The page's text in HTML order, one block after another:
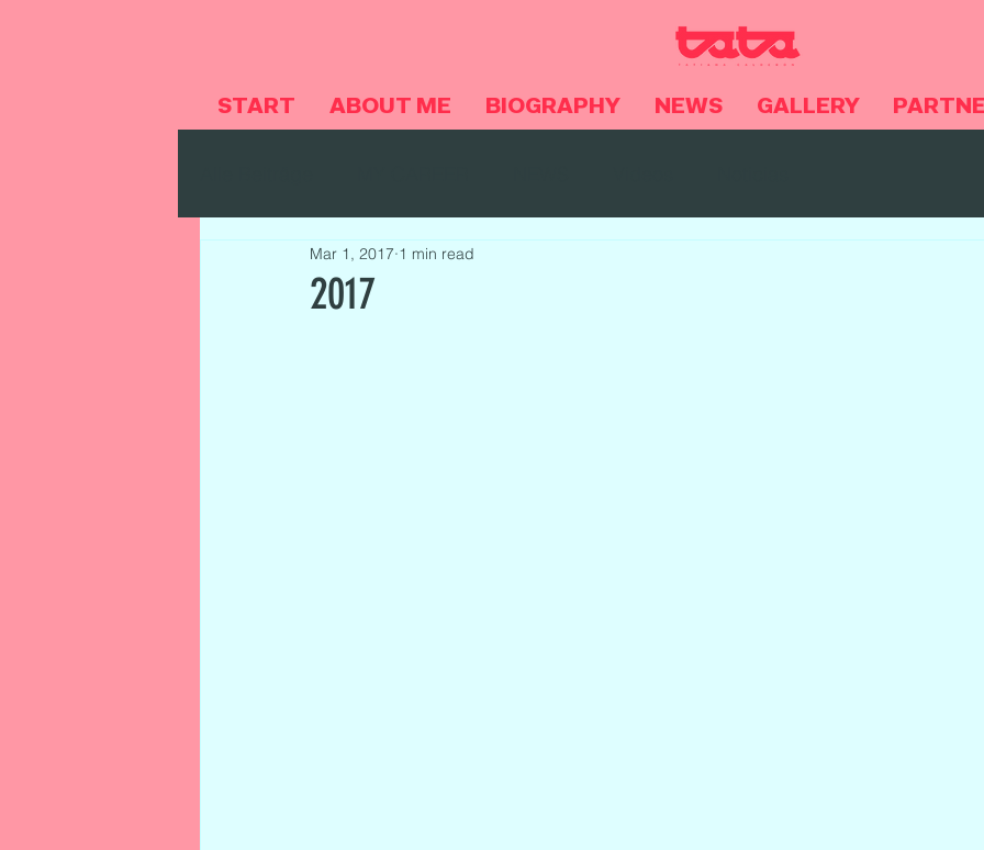
START ABOUT ME BIOGRAPHY NEWS GALLERY
2017
Mar 1, 2017 1 min read